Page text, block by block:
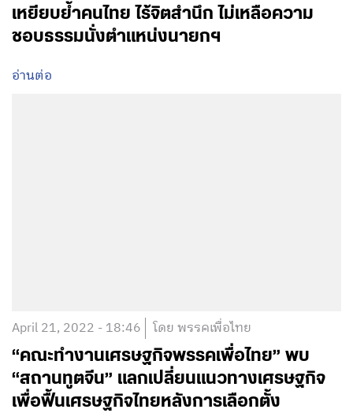
เหยียบย้ำคนไทย ไร้จิตสำนึก ไม่เหลือความ
ชอบธรรมนั่งตำแหน่งนายกฯ
อ่านต่อ
April 21, 2022 - 18:46 โดย พรรคเพื่อไทย
“คณะทำงานเศรษฐกิจพรรคเพื่อไทย” พบ
“สถานทูตจีน” แลกเปลี่ยนแนวทางเศรษฐกิจ
เพื่อฟื้นเศรษฐกิจไทยหลังการเลือกตั้ง